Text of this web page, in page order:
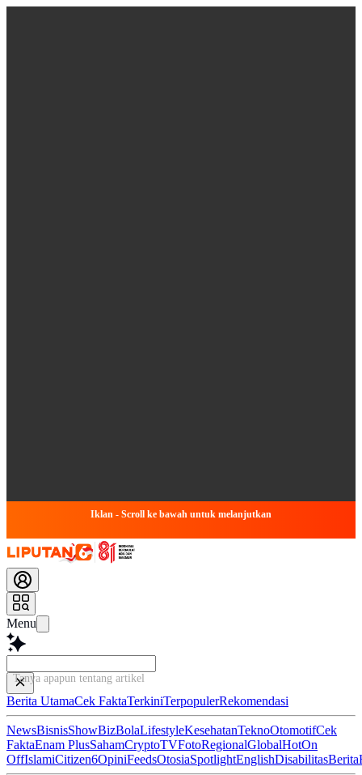
Iklan - Scroll ke bawah untuk melanjutkan
Menu
Tanya apapun tentang artikel ini...
Berita UtamaCek FaktaTerkiniTerpopulerRekomendasi
NewsBisnisShowBizBolaLifestyleKesehatanTeknoOtomotifCek
FaktaEnam PlusSahamCryptoTVFotoRegionalGlobalHotOn
OffIslamiCitizen6OpiniFeedsOtosiaSpotlightEnglishDisabilitasBerita